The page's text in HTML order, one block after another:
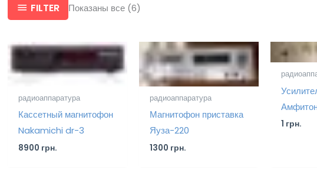
FILTER Показаны все (6)
радиоаппаратура
Кассетный магнитофон
Nakamichi dr-3
8900 грн.
радиоаппаратура
Магнитофон приставка
Яуза-220
1300 грн.
1 грн.